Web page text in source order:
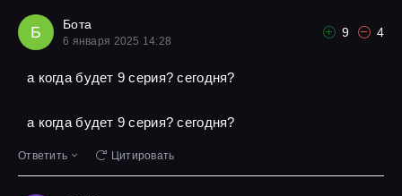
Б Бота
6 января 2025 14:28
9 4
а когда будет 9 серия? сегодня?
а когда будет 9 серия? сегодня?
Ответить Цитировать